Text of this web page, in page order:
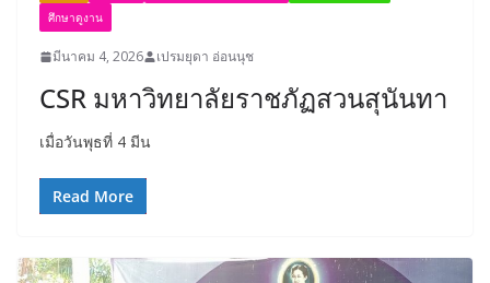
ศึกษาดูงาน
มีนาคม 4, 2026 เปรมยุดา อ่อนนุช
CSR มหาวิทยาลัยราชภัฏสวนสุนันทา
เมื่อวันพุธที่ 4 มีน
Read More